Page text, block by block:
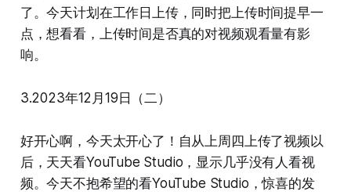
了。今天计划在工作日上传，同时把上传时间提早一
点，想看看，上传时间是否真的对视频观看量有影
响。
3.2023年12月19日（二）
好开心啊，今天太开心了！自从上周四上传了视频以
后，天天看YouTube Studio，显示几乎没有人看视
频。今天不抱希望的看YouTube Studio，惊喜的发